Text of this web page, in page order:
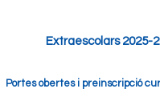
Extraescolars 2025-
Portes obertes i preinscripció